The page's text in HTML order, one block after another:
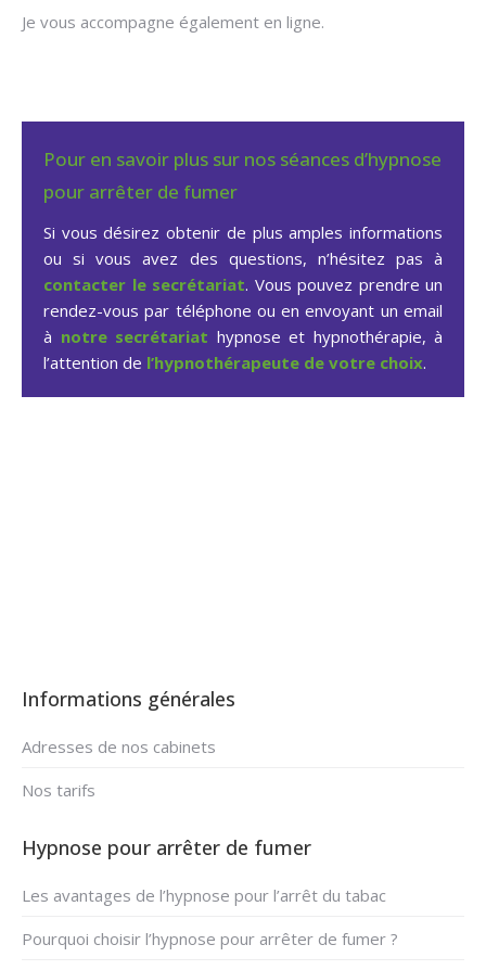
Je vous accompagne également en ligne.
Pour en savoir plus sur nos séances d’hypnose
pour arrêter de fumer
Si vous désirez obtenir de plus amples informations
ou si vous avez des questions, n’hésitez pas à
contacter le secrétariat. Vous pouvez prendre un
rendez-vous par téléphone ou en envoyant un email
à notre secrétariat hypnose et hypnothérapie, à
l’attention de l’hypnothérapeute de votre choix.
Informations générales
Adresses de nos cabinets
Nos tarifs
Hypnose pour arrêter de fumer
Les avantages de l’hypnose pour l’arrêt du tabac
Pourquoi choisir l’hypnose pour arrêter de fumer ?